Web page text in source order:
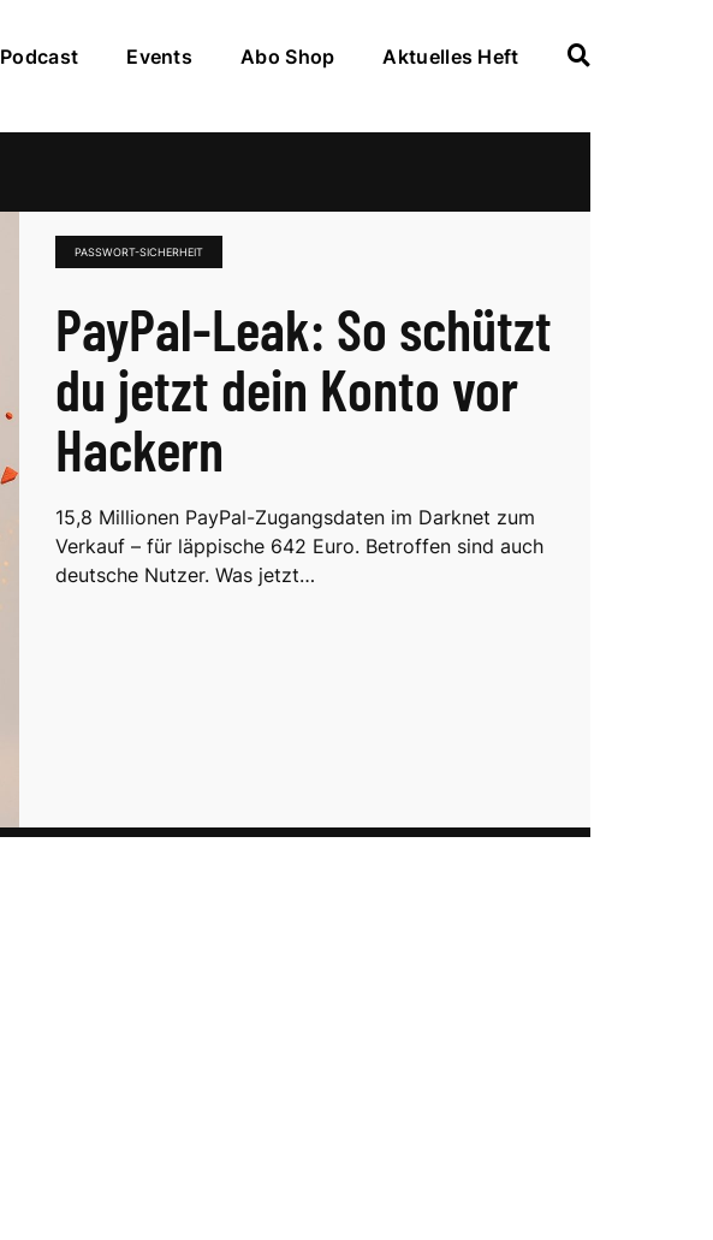
Podcast Events Abo Shop Aktuelles Heft
PASSWORT-SICHERHEIT
PayPal-Leak: So schützt
du jetzt dein Konto vor
Hackern
15,8 Millionen PayPal-Zugangsdaten im Darknet zum
Verkauf – für läppische 642 Euro. Betroffen sind auch
deutsche Nutzer. Was jetzt…